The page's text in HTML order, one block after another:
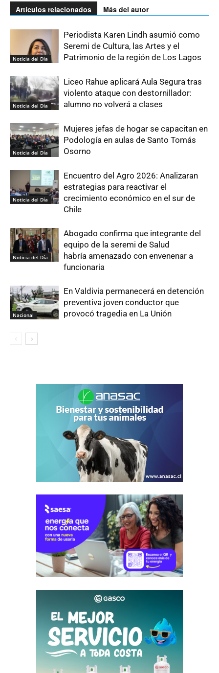
Artículos relacionados Más del autor
Noticia del Día
Periodista Karen Lindh asumió como
Seremi de Cultura, las Artes y el
Patrimonio de la región de Los Lagos
Noticia del Día
Liceo Rahue aplicará Aula Segura tras
violento ataque con destornillador:
alumno no volverá a clases
Noticia del Día
Mujeres jefas de hogar se capacitan en
Podología en aulas de Santo Tomás
Osorno
Noticia del Día
Encuentro del Agro 2026: Analizaran
estrategias para reactivar el
crecimiento económico en el sur de
Chile
Noticia del Día
Abogado confirma que integrante del
equipo de la seremi de Salud
habría amenazado con envenenar a
funcionaria
Nacional
En Valdivia permanecerá en detención
preventiva joven conductor que
provocó tragedia en La Unión